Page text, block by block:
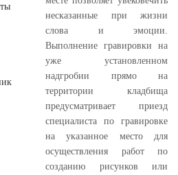
несказанные при жизни
слова и эмоции.
Выполнение гравировки на
уже установленном
надгробии прямо на
территории кладбища
предусматривает приезд
специалиста по гравировке
на указанное место для
осуществления работ по
созданию рисунков или